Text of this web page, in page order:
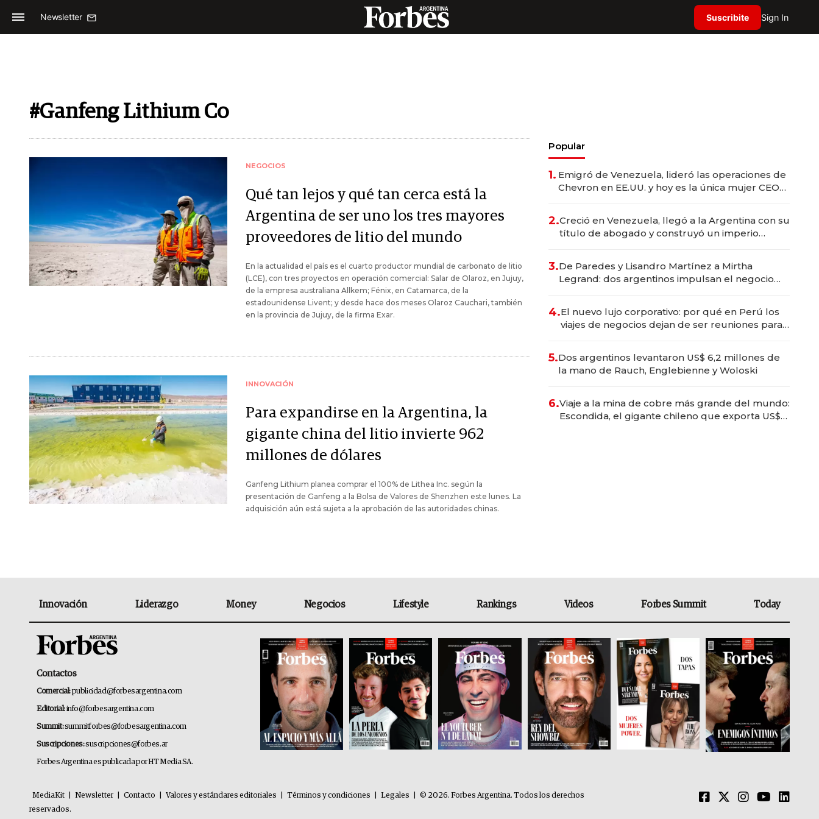
Newsletter Suscribite Sign In
#Ganfeng Lithium Co
NEGOCIOS
Qué tan lejos y qué tan cerca está la
Argentina de ser uno los tres mayores
proveedores de litio del mundo
En la actualidad el país es el cuarto productor mundial de carbonato de litio
(LCE), con tres proyectos en operación comercial: Salar de Olaroz, en Jujuy,
de la empresa australiana Allkem; Fénix, en Catamarca, de la
estadounidense Livent; y desde hace dos meses Olaroz Cauchari, también
en la provincia de Jujuy, de la firma Exar.
INNOVACIÓN
Para expandirse en la Argentina, la
gigante china del litio invierte 962
millones de dólares
Ganfeng Lithium planea comprar el 100% de Lithea Inc. según la
presentación de Ganfeng a la Bolsa de Valores de Shenzhen este lunes. La
adquisición aún está sujeta a la aprobación de las autoridades chinas.
Popular
1. Emigró de Venezuela, lideró las operaciones de
Chevron en EE.UU. y hoy es la única mujer CEO
2.Creció en Venezuela, llegó a la Argentina con su
título de abogado y construyó un imperio
3.De Paredes y Lisandro Martínez a Mirtha
Legrand: dos argentinos impulsan el negocio
4.El nuevo lujo corporativo: por qué en Perú los
viajes de negocios dejan de ser reuniones para
5.Dos argentinos levantaron US$ 6,2 millones de
la mano de Rauch, Englebienne y Woloski
6.Viaje a la mina de cobre más grande del mundo:
Escondida, el gigante chileno que exporta US$
Innovación Liderazgo Money Negocios Lifestyle Rankings Videos Forbes Summit Today
Contactos
Comercial:publicidad@forbesargentina.com
Editorial:info@forbesargentina.com
Summit:summitforbes@forbesargentina.com
Suscripciones:suscripciones@forbes.ar
Forbes Argentina es publicada por HT Media SA.
MediaKit Newsletter Contacto Valores y estándares editoriales Términos y condiciones Legales
© 2026. Forbes Argentina. Todos los derechos
reservados.